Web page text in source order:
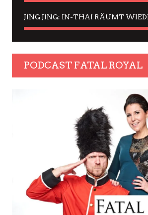
PODCAST FATAL ROYAL